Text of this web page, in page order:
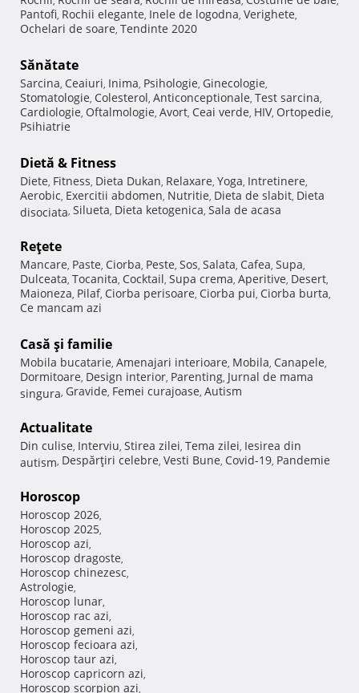
Pantofi, Rochii elegante, Inele de logodna, Verighete,
Ochelari de soare, Tendinte 2020
Sănătate
Sarcina, Ceaiuri, Inima, Psihologie, Ginecologie,
Stomatologie, Colesterol, Anticonceptionale, Test sarcina,
Cardiologie, Oftalmologie, Avort, Ceai verde, HIV, Ortopedie,
Psihiatrie
Dietă & Fitness
Diete, Fitness, Dieta Dukan, Relaxare, Yoga, Intretinere,
Aerobic, Exercitii abdomen, Nutritie, Dieta de slabit, Dieta
disociata, Silueta, Dieta ketogenica, Sala de acasa
Reţete
Mancare, Paste, Ciorba, Peste, Sos, Salata, Cafea, Supa,
Dulceata, Tocanita, Cocktail, Supa crema, Aperitive, Desert,
Maioneza, Pilaf, Ciorba perisoare, Ciorba pui, Ciorba burta,
Ce mancam azi
Casă şi familie
Mobila bucatarie, Amenajari interioare, Mobila, Canapele,
Dormitoare, Design interior, Parenting, Jurnal de mama
singura, Gravide, Femei curajoase, Autism
Actualitate
Din culise, Interviu, Stirea zilei, Tema zilei, Iesirea din
autism, Despărţiri celebre, Vesti Bune, Covid-19, Pandemie
Horoscop
Horoscop 2026,
Horoscop 2025,
Horoscop azi,
Horoscop dragoste,
Horoscop chinezesc,
Astrologie,
Horoscop lunar,
Horoscop rac azi,
Horoscop gemeni azi,
Horoscop fecioara azi,
Horoscop taur azi,
Horoscop capricorn azi,
Horoscop scorpion azi,